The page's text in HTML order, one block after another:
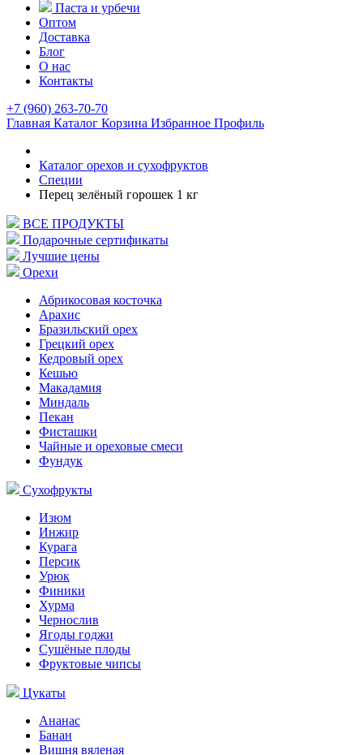
Паста и урбечи
Оптом
Доставка
Блог
О нас
Контакты
+7 (960) 263-70-70
Главная Каталог Корзина Избранное Профиль
Каталог орехов и сухофруктов
Специи
Перец зелёный горошек 1 кг
ВСЕ ПРОДУКТЫ
Подарочные сертификаты
Лучшие цены
Орехи
Абрикосовая косточка
Арахис
Бразильский орех
Грецкий орех
Кедровый орех
Кешью
Макадамия
Миндаль
Пекан
Фисташки
Чайные и ореховые смеси
Фундук
Сухофрукты
Изюм
Инжир
Курага
Персик
Урюк
Финики
Хурма
Чернослив
Ягоды годжи
Сушёные плоды
Фруктовые чипсы
Цукаты
Ананас
Банан
Вишня вяленая